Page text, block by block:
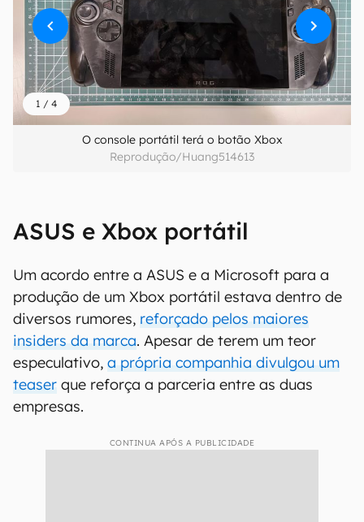
1 / 4
O console portátil terá o botão Xbox
Reprodução/Huang514613
ASUS e Xbox portátil
Um acordo entre a ASUS e a Microsoft para a
produção de um Xbox portátil estava dentro de
diversos rumores, reforçado pelos maiores
insiders da marca. Apesar de terem um teor
especulativo, a própria companhia divulgou um
teaser que reforça a parceria entre as duas
empresas.
CONTINUA APÓS A PUBLICIDADE